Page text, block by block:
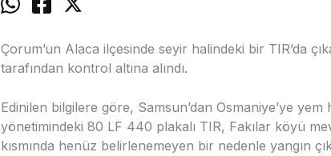
Çorum’un Alaca ilçesinde seyir halindeki bir TIR’da
tarafından kontrol altına alındı.
Edinilen bilgilere göre, Samsun’dan Osmaniye’ye yem
yönetimindeki 80 LF 440 plakalı TIR, Fakılar köyü
kısmında henüz belirlenemeyen bir nedenle yangın